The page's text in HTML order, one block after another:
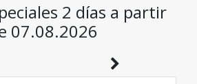
para ti vehículos
para que disfrutes de un
2 días a partir
07.08.2026